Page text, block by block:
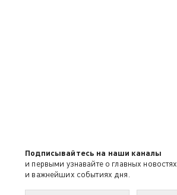
Подписывайтесь на наши каналы
и первыми узнавайте о главных новостях
и важнейших событиях дня.